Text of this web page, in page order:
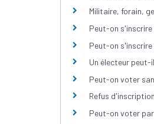
Militaire, forain,
Peut-on s'inscrire
Peut-on s'inscrire
Un électeur
Peut-on voter
Refus
Peut-on voter